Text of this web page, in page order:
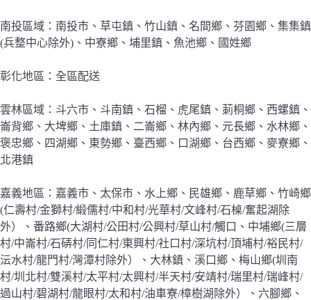
南投區域：南投市、草屯鎮、竹山鎮、名間鄉、芬園鄉、集集鎮
(兵整中心除外)、中寮鄉、埔里鎮、魚池鄉、國姓鄉
彰化地區：全區配送
雲林區域：斗六市、斗南鎮、石榴、虎尾鎮、莿桐鄉、西螺鎮、
崙背鄉、大埤鄉、土庫鎮、二崙鄉、林內鄉、元長鄉、水林鄉、
褒忠鄉、四湖鄉、東勢鄉、臺西鄉、口湖鄉、台西鄉、麥寮鄉、
北港鎮
嘉義地區：嘉義市、太保市、水上鄉、民雄鄉、鹿草鄉、竹崎鄉
(仁壽村/金獅村/緞儒村/中和村/光華村/文峰村/石槕/奮起湖除
外）、番路鄉(大湖村/公田村/公興村/草山村/觸口、中埔鄉(三層
村/中崙村/石硦村/同仁村/東興村/社口村/深坑村/頂埔村/裕民村/
沄水村/龍門村/灣潭村除外）、大林鎮、溪口鄉、梅山鄉(圳南
村/圳北村/雙溪村/太平村/太興村/半天村/安靖村/瑞里村/瑞峰村/
過山村/碧湖村/龍眼村/太和村/油車寮/樟樹湖除外）、六腳鄉、